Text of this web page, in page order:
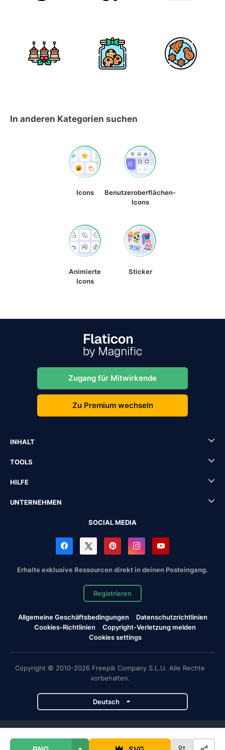
In anderen Kategorien suchen
Icons
Benutzeroberflächen-
Icons
Animierte
Icons
Sticker
Zugang für Mitwirkende
Zu Premium wechseln
INHALT
TOOLS
HILFE
UNTERNEHMEN
SOCIAL MEDIA
Erhalte exklusive Ressourcen direkt in deinen Posteingang.
Registrieren
Allgemeine Geschäftsbedingungen
Datenschutzrichtlinien
Cookies-Richtlinien
Copyright-Verletzung melden
Cookies settings
Copyright © 2010-2026 Freepik Company S.L.U. Alle Rechte
vorbehalten.
Deutsch